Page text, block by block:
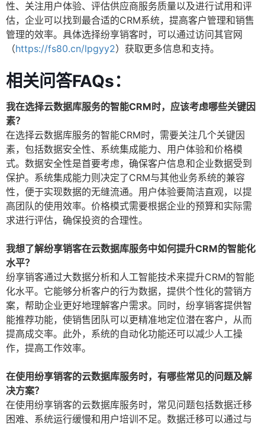
性、关注用户体验、评估供应商服务质量以及进行试用和评
估，企业可以找到最合适的CRM系统，提高客户管理和销售
管理的效率。具体选择纷享销客时，可以通过访问其官网
（https://fs80.cn/lpgyy2）获取更多信息和支持。
相关问答FAQs：
我在选择云数据库服务的智能CRM时，应该考虑哪些关键因
素？
在选择云数据库服务的智能CRM时，需要关注几个关键因
素，包括数据安全性、系统集成能力、用户体验和价格模
式。数据安全性是首要考虑，确保客户信息和企业数据受到
保护。系统集成能力则决定了CRM与其他业务系统的兼容
性，便于实现数据的无缝流通。用户体验要简洁直观，以提
高团队的使用效率。价格模式需要根据企业的预算和实际需
求进行评估，确保投资的合理性。
我想了解纷享销客在云数据库服务中如何提升CRM的智能化
水平？
纷享销客通过大数据分析和人工智能技术来提升CRM的智能
化水平。它能够分析客户的行为数据，提供个性化的营销方
案，帮助企业更好地理解客户需求。同时，纷享销客提供智
能推荐功能，使销售团队可以更精准地定位潜在客户，从而
提高成交率。此外，系统的自动化功能还可以减少人工操
作，提高工作效率。
在使用纷享销客的云数据库服务时，有哪些常见的问题及解
决方案？
在使用纷享销客的云数据库服务时，常见问题包括数据迁移
困难、系统运行缓慢和用户培训不足。数据迁移可以通过与